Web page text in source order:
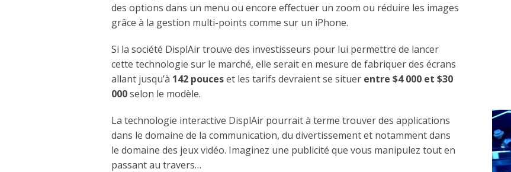
des options dans un menu ou encore effectuer un zoom ou réduire les images
grâce à la gestion multi-points comme sur un iPhone.
Si la société DisplAir trouve des investisseurs pour lui permettre de lancer
cette technologie sur le marché, elle serait en mesure de fabriquer des écrans
allant jusqu’à 142 pouceset les tarifs devraient se situer entre $4 000 et $30
000selon le modèle.
La technologie interactive DisplAir pourrait à terme trouver des applications
dans le domaine de la communication, du divertissement et notamment dans
le domaine des jeux vidéo. Imaginez une publicité que vous manipulez tout en
passant au travers…